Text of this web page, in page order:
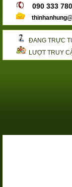
090 333
ĐANG TRỰC
LƯỢT TRUY